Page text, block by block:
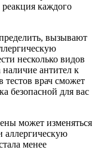
реакция каждого
вызывают
несколько видов
антител к
тестов врач сможет
безопасной для вас
может изменяться
менее